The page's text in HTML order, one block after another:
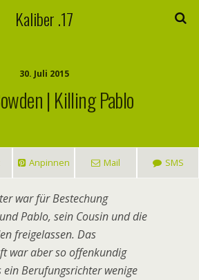
Kaliber .17
30. Juli 2015
| Killing Pablo
Anpinnen Mail SMS
war für Bestechung
Pablo, sein Cousin und die
freigelassen. Das
war aber so offenkundig
ein Berufungsrichter wenige